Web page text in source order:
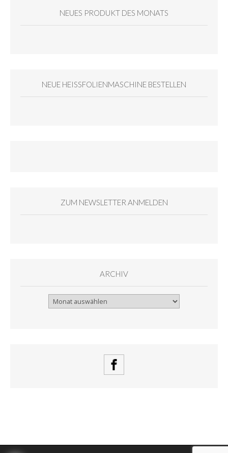
NEUES PRODUKT DES MONATS
NEUE HEISSFOLIENMASCHINE BESTELLEN
ZUM NEWSLETTER ANMELDEN
ARCHIV
Archiv